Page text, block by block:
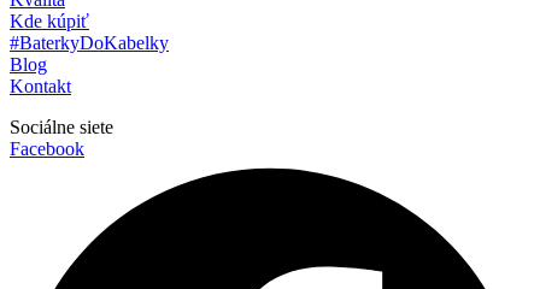
Kde kúpiť
#BaterkyDoKabelky
Blog
Kontakt
Sociálne siete
Facebook